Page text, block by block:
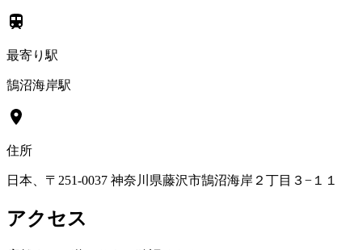
最寄り駅
鵠沼海岸駅
住所
日本、〒251-0037 神奈川県藤沢市鵠沼海岸２丁目３−１１
アクセス